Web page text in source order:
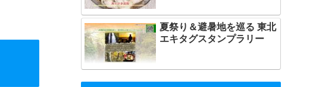
夏祭り＆避暑地を巡る 東北
エキタグスタンプラリー